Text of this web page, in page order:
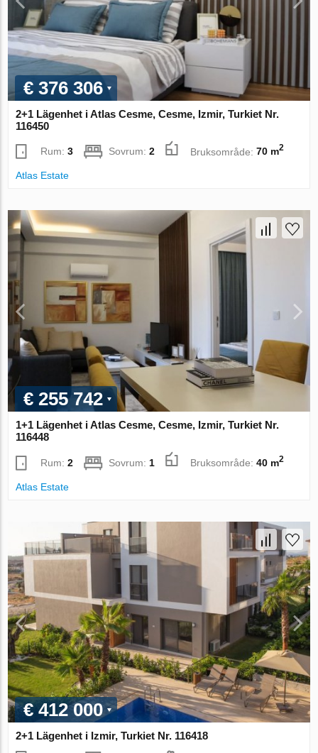
€ 376 306
2+1 Lägenhet i Atlas Cesme, Cesme, Izmir, Turkiet Nr.
116450
Rum:3 Sovrum:2 Bruksområde:70 m2
Atlas Estate
€ 255 742
1+1 Lägenhet i Atlas Cesme, Cesme, Izmir, Turkiet Nr.
116448
Rum:2 Sovrum: 1 Bruksområde:40 m2
Atlas Estate
€ 412 000
2+1 Lägenhet i Izmir, Turkiet Nr. 116418